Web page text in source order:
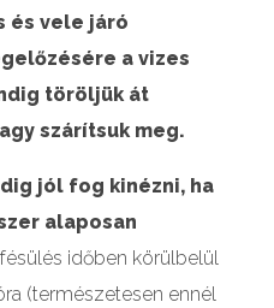
és vele járó
a vizes
töröljük át
szárítsuk meg.
jól fog kinézni, ha
alaposan
időben körülbelül
(természetesen ennél